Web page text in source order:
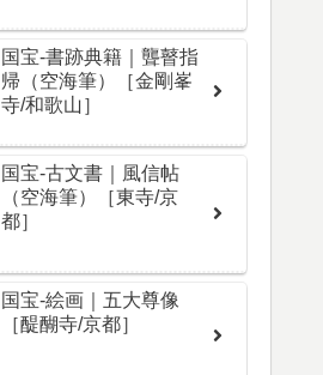
国宝-書跡典籍｜聾瞽指
帰（空海筆）［金剛峯
寺/和歌山］
国宝-古文書｜風信帖
（空海筆）［東寺/京
都］
国宝-絵画｜五大尊像
［醍醐寺/京都］